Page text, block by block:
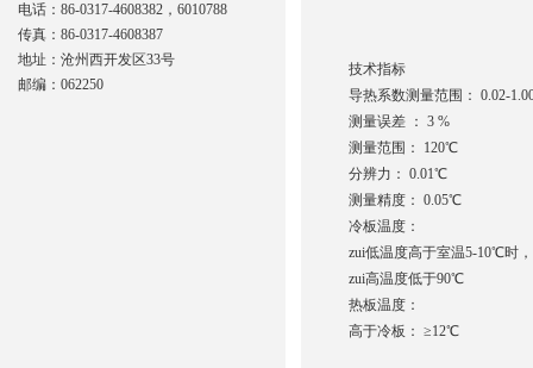
技术指标
导热系数测量范围： 0.02-
测量误差 ： 3 %
测量范围： 120℃
分辨力： 0.01℃
测量精度： 0.05℃
冷板温度：
zui低温度高于室温5-10℃时
zui高温度低于90℃
热板温度：
高于冷板： ≥12℃
电话：86-0317-4608382，6010788
传真：86-0317-4608387
地址：沧州西开发区33号
邮编：062250